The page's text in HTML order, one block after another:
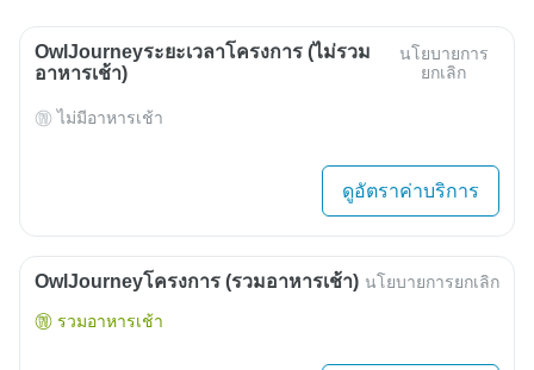
OwlJourneyระยะเวลาโครงการ (ไม่รวม
อาหารเช้า)
นโยบายการ
ยกเลิก
ไม่มีอาหารเช้า
ดูอัตราค่าบริการ
OwlJourneyโครงการ (รวมอาหารเช้า) นโยบายการยกเลิก
รวมอาหารเช้า